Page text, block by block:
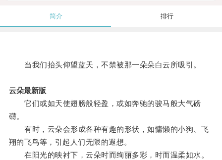
简介 排行
当我们抬头仰望蓝天，不禁被那一朵朵白云所吸引。
云朵最新版
它们或如天使翅膀般轻盈，或如奔驰的骏马般大气磅
礴。
有时，云朵会形成各种有趣的形状，如慵懒的小狗、飞
翔的飞鸟等，引起人们无限的遐想。
在阳光的映衬下，云朵时而绚丽多彩，时而温柔如水。